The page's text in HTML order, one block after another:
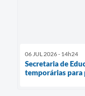
06 JUL 2026 - 14h24
Secretaria de
temporárias para